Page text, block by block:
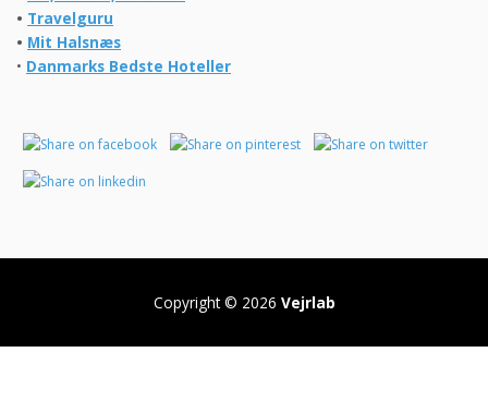
• Travelguru
• Mit Halsnæs
• Danmarks Bedste Hoteller
Copyright © 2026 Vejrlab